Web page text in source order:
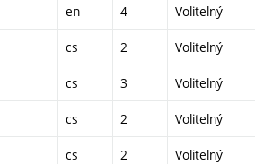
en 4 Volitelný
cs 2 Volitelný
cs 3 Volitelný
cs 2 Volitelný
cs 2 Volitelný